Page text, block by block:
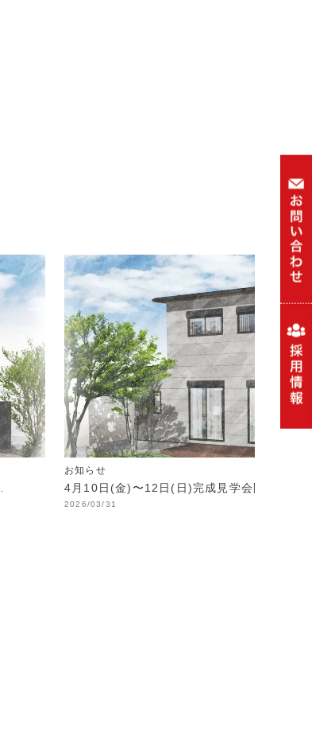
4月10日(金)〜12日(日)完成見学会開催！【
お知らせ
2026/03/31